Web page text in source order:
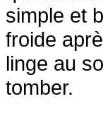
simple et
froide
linge au
tomber.